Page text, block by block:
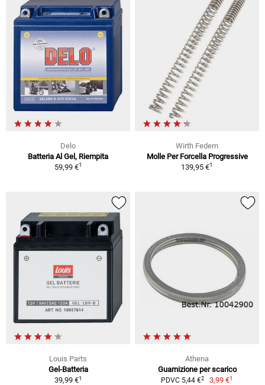
Delo
Batteria Al Gel, Riempita
59,99 €1
Wirth Federn
Molle Per Forcella Progressive
139,95 €1
Louis Parts
Gel-Batteria
39,99 €1
Athena
Guarnizione per scarico
PDVC 5,44 €2 3,99 €1